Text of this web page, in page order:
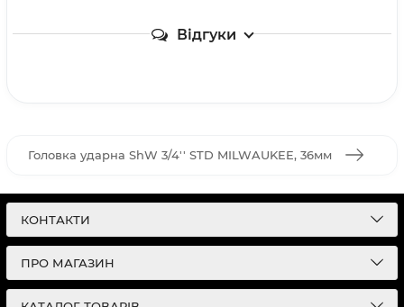
Відгуки
Головка ударна ShW 3/4'' STD MILWAUKEE, 36мм
КОНТАКТИ
ПРО МАГАЗИН